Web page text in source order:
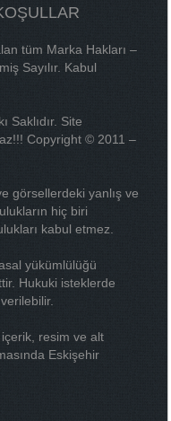
tüm Marka Hakları –
Sayılır. Kabul
Saklıdır. Site
Copyright © 2011 –
görsellerdeki yanlış ve
hiç biri
kabul etmez.
yükümlülüğü
Hukuki isteklerde
içerik, resim ve alt
Eskişehir